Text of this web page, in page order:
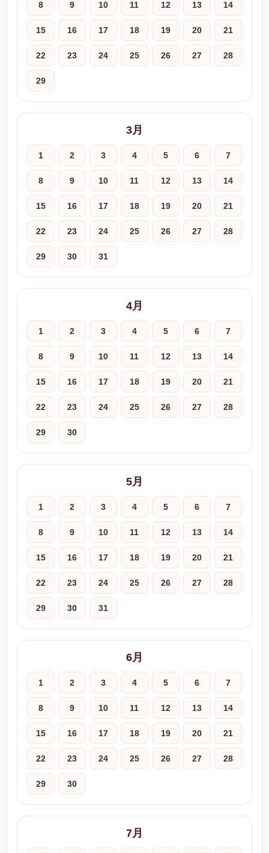
8 9 10 11 12 13 14
15 16 17 18 19 20 21
22 23 24 25 26 27 28
29
3月
1 2 3 4 5 6 7
8 9 10 11 12 13 14
15 16 17 18 19 20 21
22 23 24 25 26 27 28
29 30 31
4月
1 2 3 4 5 6 7
8 9 10 11 12 13 14
15 16 17 18 19 20 21
22 23 24 25 26 27 28
29 30
5月
1 2 3 4 5 6 7
8 9 10 11 12 13 14
15 16 17 18 19 20 21
22 23 24 25 26 27 28
29 30 31
6月
1 2 3 4 5 6 7
8 9 10 11 12 13 14
15 16 17 18 19 20 21
22 23 24 25 26 27 28
29 30
7月